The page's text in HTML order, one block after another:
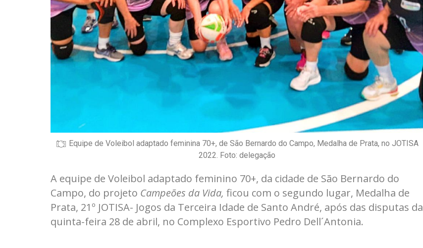
Equipe de Voleibol adaptado feminina 70+, de São Bernardo do Campo, Medalha de Prata, no JOTISA
2022. Foto: delegação
A equipe de Voleibol adaptado feminino 70+, da cidade de São Bernardo do
Campo, do projeto Campeões da Vida, ficou com o segundo lugar, Medalha de
Prata, 21º JOTISA- Jogos da Terceira Idade de Santo André, após das disputas da
quinta-feira 28 de abril, no Complexo Esportivo Pedro Dell´Antonia.